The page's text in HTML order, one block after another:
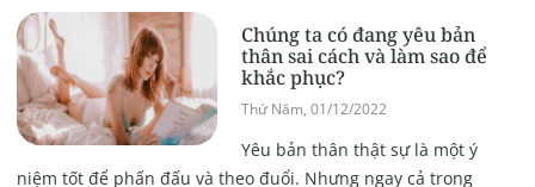
Chúng ta có đang yêu bản
thân sai cách và làm sao để
khắc phục?
Thứ Năm, 01/12/2022
Yêu bản thân thật sự là một ý
niệm tốt để phấn đấu và theo đuổi. Nhưng ngay cả trong